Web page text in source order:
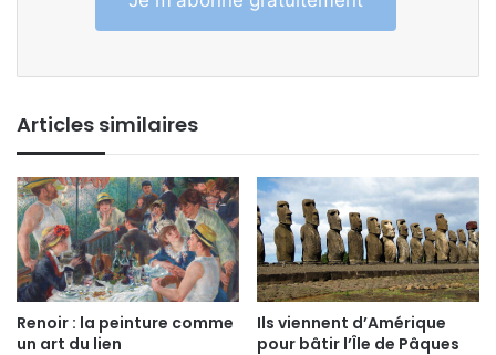
Articles similaires
Renoir : la peinture comme
un art du lien
Ils viennent d’Amérique
pour bâtir l’Île de Pâques